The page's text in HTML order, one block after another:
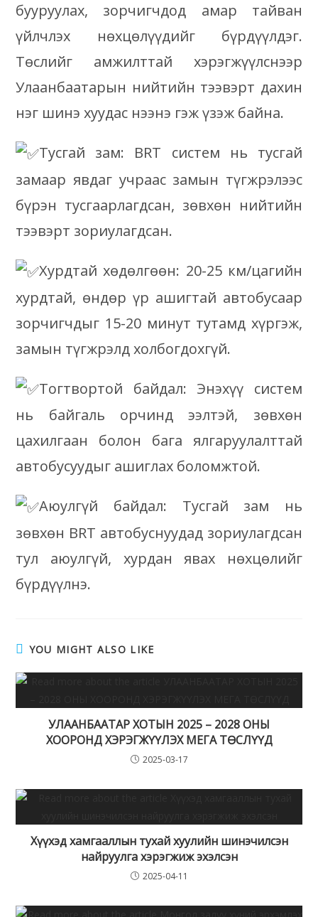
бууруулах, зорчигчдод амар тайван
үйлчлэх нөхцөлүүдийг бүрдүүлдэг.
Төслийг амжилттай хэрэгжүүлснээр
Улаанбаатарын нийтийн тээвэрт дахин
нэг шинэ хуудас нээнэ гэж үзэж байна.
Тусгай зам: BRT систем нь тусгай
замаар явдаг учраас замын түгжрэлээс
бүрэн тусгаарлагдсан, зөвхөн нийтийн
тээвэрт зориулагдсан.
Хурдтай хөдөлгөөн: 20-25 км/цагийн
хурдтай, өндөр үр ашигтай автобусаар
зорчигчдыг 15-20 минут тутамд хүргэж,
замын түгжрэлд холбогдохгүй.
Тогтвортой байдал: Энэхүү систем
нь байгаль орчинд ээлтэй, зөвхөн
цахилгаан болон бага ялгаруулалттай
автобусуудыг ашиглах боломжтой.
Аюулгүй байдал: Тусгай зам нь
зөвхөн BRT автобуснуудад зориулагдсан
тул аюулгүй, хурдан явах нөхцөлийг
бүрдүүлнэ.
YOU MIGHT ALSO LIKE
УЛААНБААТАР ХОТЫН 2025 – 2028 ОНЫ
ХООРОНД ХЭРЭГЖҮҮЛЭХ МЕГА ТӨСЛҮҮД
2025-03-17
Хүүхэд хамгааллын тухай хуулийн шинэчилсэн
найруулга хэрэгжиж эхэлсэн
2025-04-11